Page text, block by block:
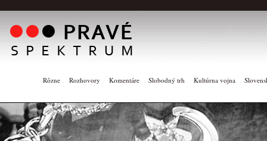
Rôzne Rozhovory Komentáre Slobodný trh Kultúrna vojna